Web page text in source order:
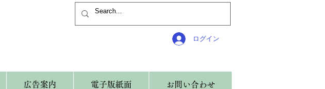
ログイン
広告案内 電子版紙面 お問い合わせ